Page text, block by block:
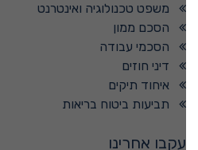
משפט טכנולוגיה ואינטרנט
הסכם ממון
הסכמי עבודה
דיני חוזים
איחוד תיקים
תביעות ביטוח בריאות
עקבו אחרינו